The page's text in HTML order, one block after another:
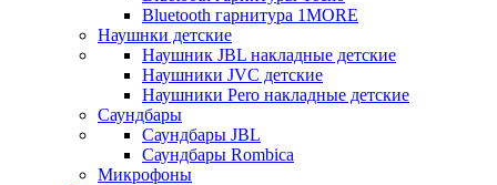
Bluetooth гарнитура 1MORE
Наушнки детские
Наушник JBL накладные детские
Наушники JVC детские
Наушники Pero накладные детские
Саундбары
Саундбары JBL
Саундбары Rombica
Микрофоны